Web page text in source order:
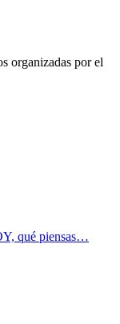
organizadas por el
qué piensas…